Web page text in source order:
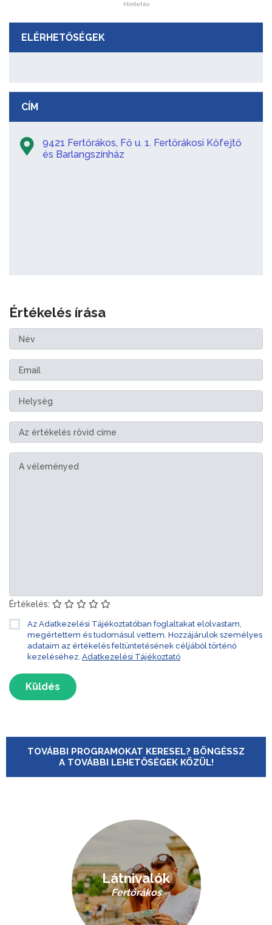
Hirdetés
ELÉRHETŐSÉGEK
CÍM
9421 Fertőrákos, Fő u. 1. Fertőrákosi Kőfejtő
és Barlangszínház
Értékelés írása
Értékelés:
Az Adatkezelési Tájékoztatóban foglaltakat elolvastam,
megértettem és tudomásul vettem. Hozzájárulok személyes
adataim az értékelés feltüntetésének céljából történő
kezeléséhez. Adatkezelési Tájékoztató
Küldés
TOVÁBBI PROGRAMOKAT KERESEL? BÖNGÉSSZ
A TOVÁBBI LEHETŐSÉGEK KÖZÜL!
Látnivalók
Fertőrákos